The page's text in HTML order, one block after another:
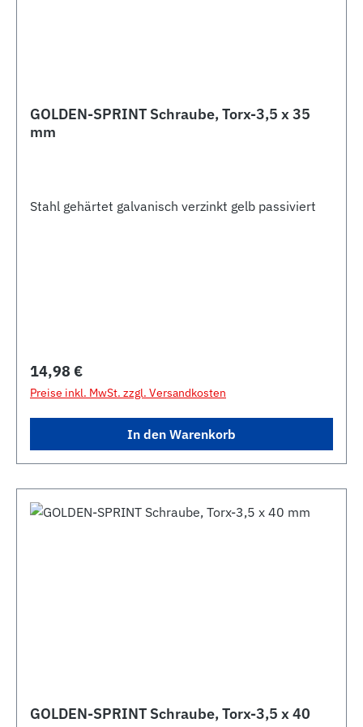
GOLDEN-SPRINT Schraube, Torx-3,5 x 35
mm
Stahl gehärtet galvanisch verzinkt gelb passiviert
Regulärer Preis:
14,98 €
Preise inkl. MwSt. zzgl. Versandkosten
In den Warenkorb
GOLDEN-SPRINT Schraube, Torx-3,5 x 40